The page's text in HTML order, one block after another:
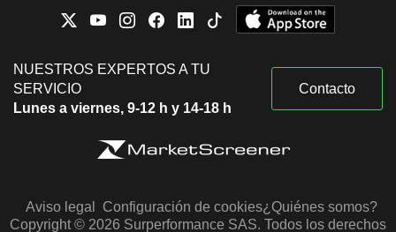
NUESTROS EXPERTOS A TU
SERVICIO
Lunes a viernes, 9-12 h y 14-18 h
Contacto
Aviso legal Configuración de cookies¿Quiénes somos?
Copyright © 2026 Surperformance SAS. Todos los derechos